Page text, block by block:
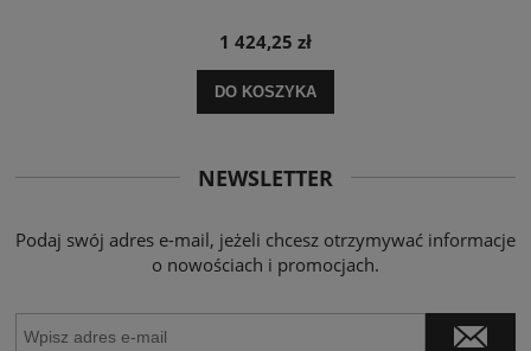
1 424,25 zł
DO KOSZYKA
NEWSLETTER
Podaj swój adres e-mail, jeżeli chcesz otrzymywać informacje
o nowościach i promocjach.